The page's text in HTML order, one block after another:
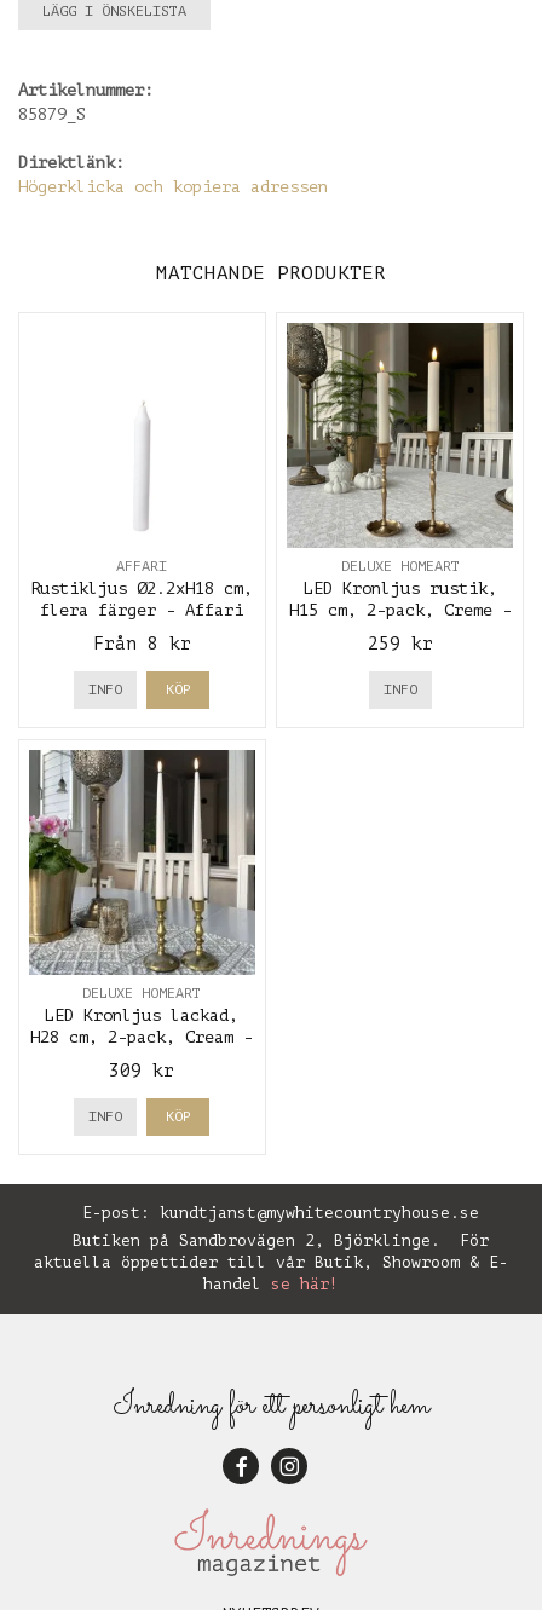
LÄGG I ÖNSKELISTA
Artikelnummer:
85879_S
Direktlänk:
Högerklicka och kopiera adressen
MATCHANDE PRODUKTER
AFFARI
Rustikljus Ø2.2xH18 cm,
flera färger - Affari
Från 8 kr
INFO KÖP
DELUXE HOMEART
LED Kronljus rustik,
H15 cm, 2-pack, Creme -
Deluxe Homeart
259 kr
INFO
DELUXE HOMEART
LED Kronljus lackad,
H28 cm, 2-pack, Cream -
Deluxe Homeart
309 kr
INFO KÖP
E-post: kundtjanst@mywhitecountryhouse.se
Butiken på Sandbrovägen 2, Björklinge. För
aktuella öppettider till vår Butik, Showroom & E-
handel se här!
Inredning för ett personligt hem